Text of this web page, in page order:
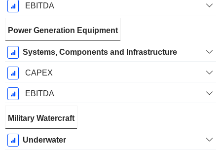
EBITDA
Power Generation Equipment
Systems, Components and Infrastructure
CAPEX
EBITDA
Military Watercraft
Underwater